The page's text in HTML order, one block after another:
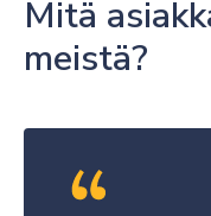
Mitä
meistä?